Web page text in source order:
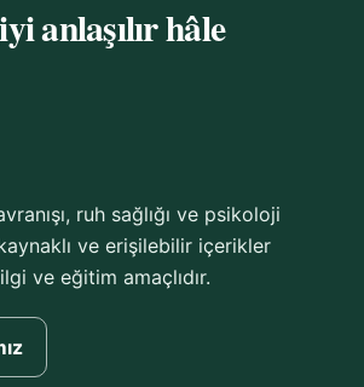
anlaşılır hâle
ruh sağlığı ve psikoloji
ve erişilebilir içerikler
ve eğitim amaçlıdır.